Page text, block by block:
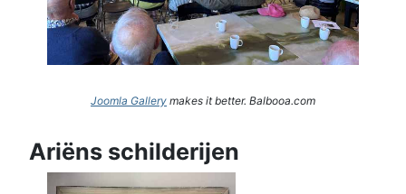
Joomla Gallery makes it better. Balbooa.com
Ariëns schilderijen